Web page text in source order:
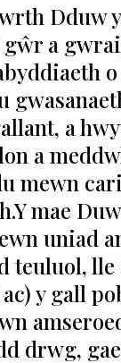
Dduw
a
a
a
mewn
mae
uniad
teuluol, lle
y gall
drwg,